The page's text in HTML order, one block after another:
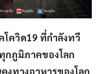
ควิด19 ที่กำลังทวี
กภูมิภาคของโลก
ทางอาหารของโลก